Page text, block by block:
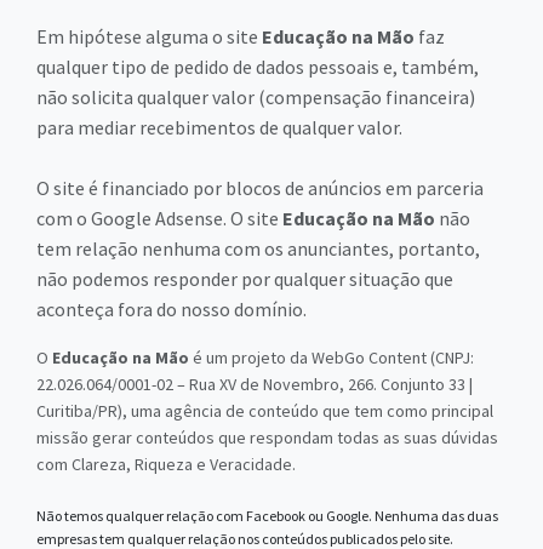
Em hipótese alguma o site Educação na Mão faz
qualquer tipo de pedido de dados pessoais e, também,
não solicita qualquer valor (compensação financeira)
para mediar recebimentos de qualquer valor.
O site é financiado por blocos de anúncios em parceria
com o Google Adsense. O site Educação na Mão não
tem relação nenhuma com os anunciantes, portanto,
não podemos responder por qualquer situação que
aconteça fora do nosso domínio.
O Educação na Mão é um projeto da WebGo Content (CNPJ:
22.026.064/0001-02 – Rua XV de Novembro, 266. Conjunto 33 |
Curitiba/PR), uma agência de conteúdo que tem como principal
missão gerar conteúdos que respondam todas as suas dúvidas
com Clareza, Riqueza e Veracidade.
Não temos qualquer relação com Facebook ou Google. Nenhuma das duas
empresas tem qualquer relação nos conteúdos publicados pelo site.